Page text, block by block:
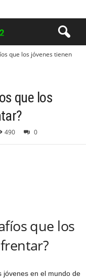
que los jóvenes tienen
que los
490 0
que los
jóvenes en el mundo de